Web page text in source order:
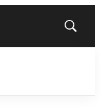
Mostrar